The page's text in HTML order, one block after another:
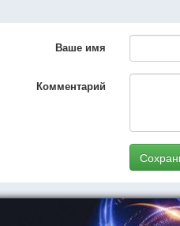
Ваше имя
Комментарий